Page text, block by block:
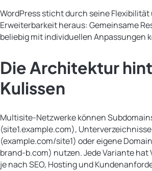
WordPress sticht durch seine
Erweiterbarkeit heraus: Gemeinsame
beliebig mit individuellen Anpassungen
Die Architektur
Kulissen
Multisite-Netzwerke können
(site1.example.com), Unterverzeichnisse
(example.com/site1) oder eigene
brand-b.com) nutzen. Jede Variante hat
je nach SEO, Hosting und